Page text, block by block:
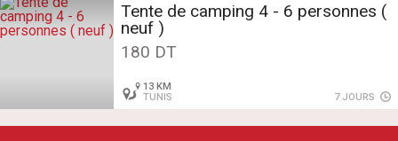
Tente de camping 4 - 6 personnes (
neuf )
180 DT
13 KM
TUNIS
7 JOURS